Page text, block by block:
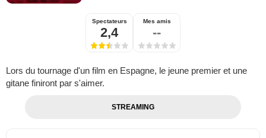
Spectateurs
2,4
Mes amis
--
Lors du tournage d'un film en Espagne, le jeune premier et une
gitane finiront par s'aimer.
STREAMING